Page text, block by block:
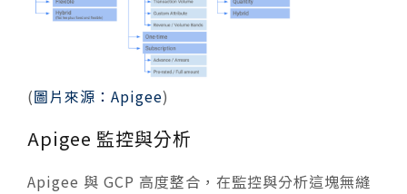
(圖片來源：Apigee)
Apigee 監控與分析
Apigee 與 GCP 高度整合，在監控與分析這塊無縫